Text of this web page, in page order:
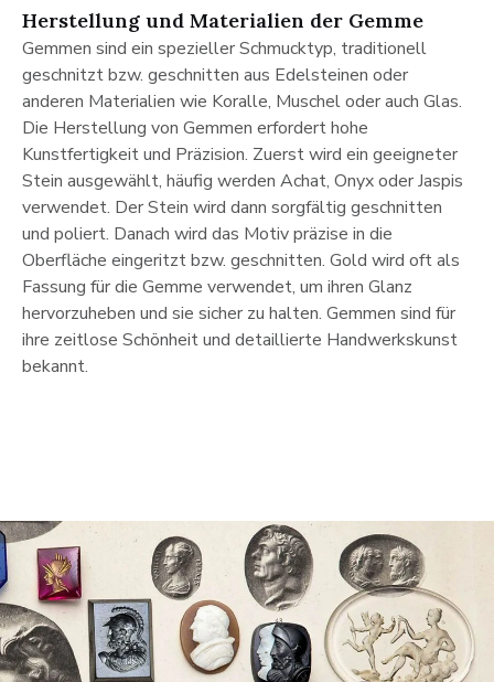
Herstellung und Materialien der Gemme
Gemmen sind ein spezieller Schmucktyp, traditionell
geschnitzt bzw. geschnitten aus Edelsteinen oder
anderen Materialien wie Koralle, Muschel oder auch Glas.
Die Herstellung von Gemmen erfordert hohe
Kunstfertigkeit und Präzision. Zuerst wird ein geeigneter
Stein ausgewählt, häufig werden Achat, Onyx oder Jaspis
verwendet. Der Stein wird dann sorgfältig geschnitten
und poliert. Danach wird das Motiv präzise in die
Oberfläche eingeritzt bzw. geschnitten. Gold wird oft als
Fassung für die Gemme verwendet, um ihren Glanz
hervorzuheben und sie sicher zu halten. Gemmen sind für
ihre zeitlose Schönheit und detaillierte Handwerkskunst
bekannt.